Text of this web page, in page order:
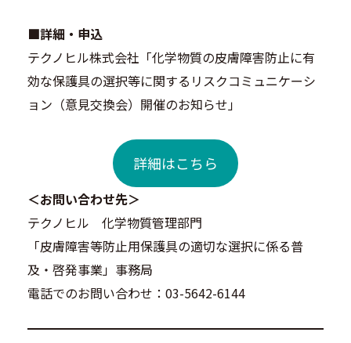
■詳細・申込
テクノヒル株式会社「化学物質の皮膚障害防止に有
効な保護具の選択等に関するリスクコミュニケーシ
ョン（意見交換会）開催のお知らせ」
詳細はこちら
＜お問い合わせ先＞
テクノヒル 化学物質管理部門
「皮膚障害等防止用保護具の適切な選択に係る普
及・啓発事業」事務局
電話でのお問い合わせ：03-5642-6144